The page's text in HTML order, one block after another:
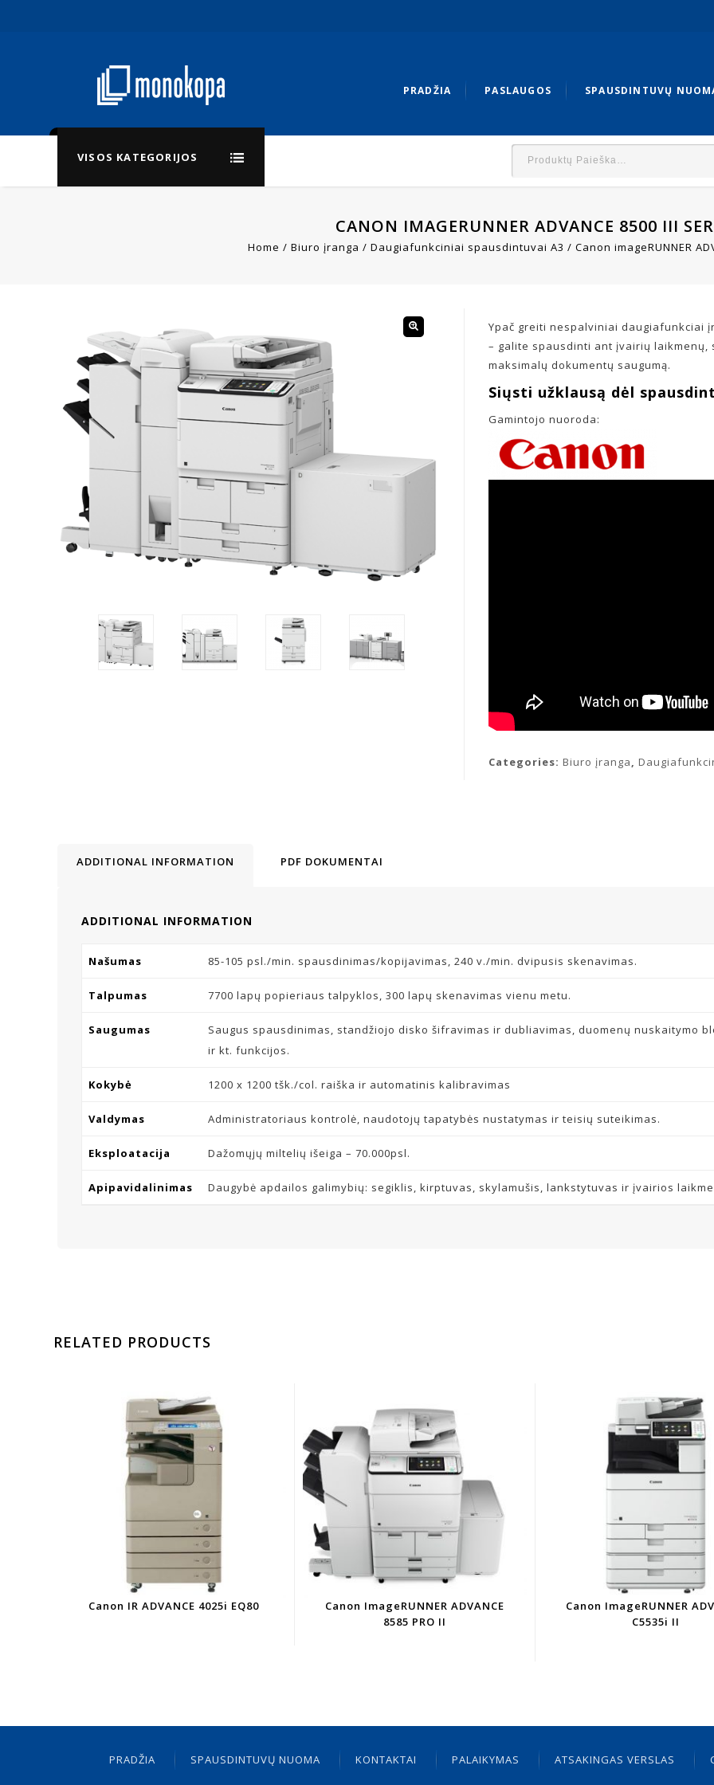
PRADŽIA PASLAUGOS SPAUSDINTUVŲ
VISOS KATEGORIJOS
CANON IMAGERUNNER ADVANCE 8500 III
Home / Biuro įranga / Daugiafunkciniai spausdintuvai A3 / Canon imageRUNNER
Ypač greiti nespalviniai daugiafunkciai
– galite spausdinti ant įvairių
maksimalų dokumentų saugumą.
Siųsti užklausą dėl
Gamintojo nuoroda:
Categories: Biuro įranga,
ADDITIONAL INFORMATION PDF DOKUMENTAI
ADDITIONAL INFORMATION
Našumas 85-105 psl./min. spausdinimas/kopijavimas, 240 v./min. dvipusis skenavimas.
Talpumas 7700 lapų popieriaus talpyklos, 300 lapų skenavimas vienu metu.
Saugumas
Saugus spausdinimas, standžiojo disko šifravimas ir dubliavimas, duomenų nuskaitymo
ir kt. funkcijos.
Kokybė 1200 x 1200 tšk./col. raiška ir automatinis kalibravimas
Valdymas Administratoriaus kontrolė, naudotojų tapatybės nustatymas ir teisių suteikimas.
Eksploatacija Dažomųjų miltelių išeiga – 70.000psl.
Apipavidalinimas Daugybė apdailos galimybių: segiklis, kirptuvas, skylamušis, lankstytuvas ir įvairios
RELATED PRODUCTS
Canon IR ADVANCE 4025i EQ80
Canon ImageRUNNER ADVANCE
8585 PRO II
Canon ImageRUNNER
C5535i II
PRADŽIA SPAUSDINTUVŲ NUOMA KONTAKTAI PALAIKYMAS ATSAKINGAS VERSLAS